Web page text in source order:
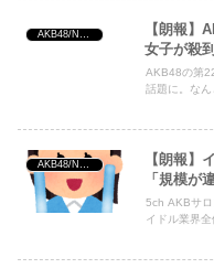
【朗報】
女子が殺
AKB48の第
話題に。なん
【朗報】
「規模が
5ch AKBサロ
イドル業界全